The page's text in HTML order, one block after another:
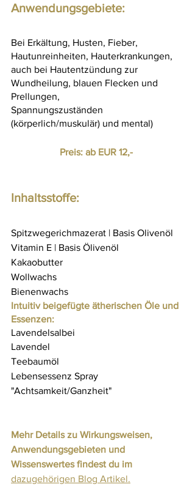
Anwendungsgebiete:
Bei Erkältung, Husten, Fieber,
Hautunreinheiten, Hauterkrankungen,
auch bei Hautentzündung zur
Wundheilung, blauen Flecken und
Prellungen,
Spannungszuständen
(körperlich/muskulär) und mental)
Preis: ab EUR 12,-
Inhaltsstoffe:
Spitzwegerichmazerat | Basis Olivenöl
Vitamin E | Basis Ölivenöl
Kakaobutter
Wollwachs
Bienenwachs
Intuitiv beigefügte ätherischen Öle und
Essenzen:
Lavendelsalbei
Lavendel
Teebaumöl
Lebensessenz Spray
"Achtsamkeit/Ganzheit"
Mehr Details zu Wirkungsweisen,
Anwendungsgebieten und
Wissenswertes findest du im
dazugehörigen Blog Artikel.